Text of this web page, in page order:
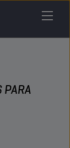
PARA